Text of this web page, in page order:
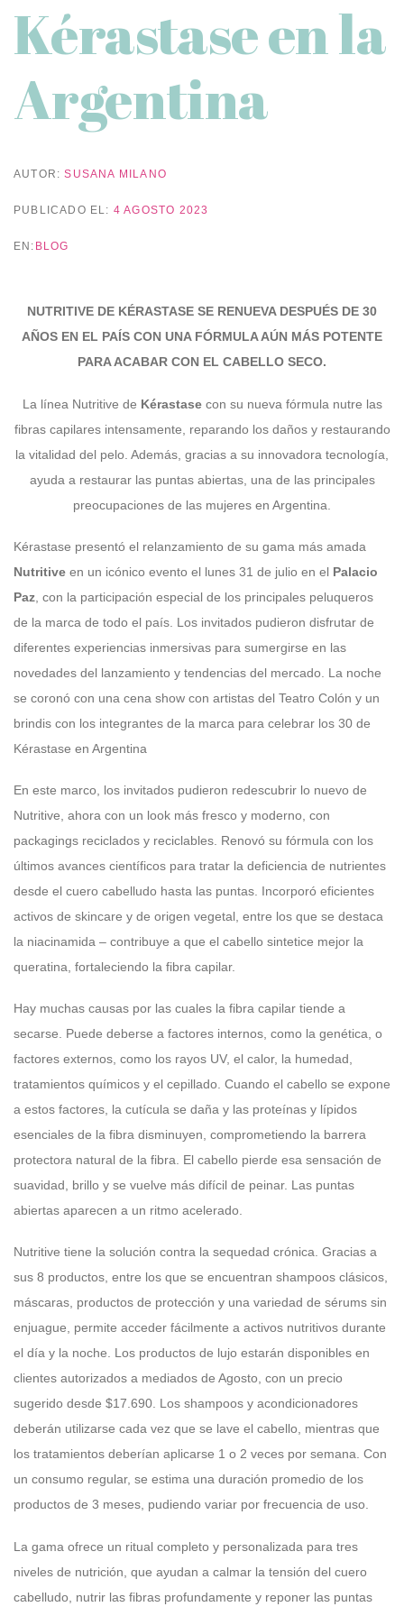
Kérastase en la
Argentina
AUTOR:SUSANA MILANO
PUBLICADO EL: 4 AGOSTO 2023
EN: BLOG
NUTRITIVE DE KÉRASTASE SE RENUEVA DESPUÉS DE 30
AÑOS EN EL PAÍS CON UNA FÓRMULA AÚN MÁS POTENTE
PARA ACABAR CON EL CABELLO SECO.
La línea Nutritive de Kérastasecon su nueva fórmula nutre las
fibras capilares intensamente, reparando los daños y restaurando
la vitalidad del pelo. Además, gracias a su innovadora tecnología,
ayuda a restaurar las puntas abiertas, una de las principales
preocupaciones de las mujeres en Argentina.
Kérastase presentó el relanzamiento de su gama más amada
Nutritive en un icónico evento el lunes 31 de julio en el Palacio
Paz , con la participación especial de los principales peluqueros
de la marca de todo el país. Los invitados pudieron disfrutar de
diferentes experiencias inmersivas para sumergirse en las
novedades del lanzamiento y tendencias del mercado. La noche
se coronó con una cena show con artistas del Teatro Colón y un
brindis con los integrantes de la marca para celebrar los 30 de
Kérastase en Argentina
En este marco, los invitados pudieron redescubrir lo nuevo de
Nutritive, ahora con un look más fresco y moderno, con
packagings reciclados y reciclables. Renovó su fórmula con los
últimos avances científicos para tratar la deficiencia de nutrientes
desde el cuero cabelludo hasta las puntas. Incorporó eficientes
activos de skincare y de origen vegetal, entre los que se destaca
la niacinamida – contribuye a que el cabello sintetice mejor la
queratina, fortaleciendo la fibra capilar.
Hay muchas causas por las cuales la fibra capilar tiende a
secarse. Puede deberse a factores internos, como la genética, o
factores externos, como los rayos UV, el calor, la humedad,
tratamientos químicos y el cepillado. Cuando el cabello se expone
a estos factores, la cutícula se daña y las proteínas y lípidos
esenciales de la fibra disminuyen, comprometiendo la barrera
protectora natural de la fibra. El cabello pierde esa sensación de
suavidad, brillo y se vuelve más difícil de peinar. Las puntas
abiertas aparecen a un ritmo acelerado.
Nutritive tiene la solución contra la sequedad crónica. Gracias a
sus 8 productos, entre los que se encuentran shampoos clásicos,
máscaras, productos de protección y una variedad de sérums sin
enjuague, permite acceder fácilmente a activos nutritivos durante
el día y la noche. Los productos de lujo estarán disponibles en
clientes autorizados a mediados de Agosto, con un precio
sugerido desde $17.690. Los shampoos y acondicionadores
deberán utilizarse cada vez que se lave el cabello, mientras que
los tratamientos deberían aplicarse 1 o 2 veces por semana. Con
un consumo regular, se estima una duración promedio de los
productos de 3 meses, pudiendo variar por frecuencia de uso.
La gama ofrece un ritual completo y personalizada para tres
niveles de nutrición, que ayudan a calmar la tensión del cuero
cabelludo, nutrir las fibras profundamente y reponer las puntas